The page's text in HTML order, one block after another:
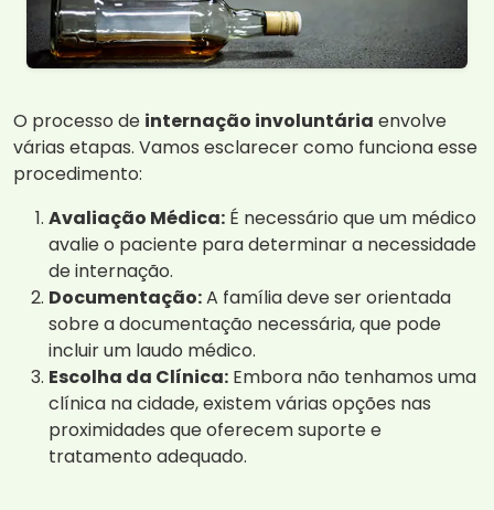
O processo de internação involuntária envolve
várias etapas. Vamos esclarecer como funciona esse
procedimento:
Avaliação Médica: É necessário que um médico
avalie o paciente para determinar a necessidade
de internação.
Documentação:A família deve ser orientada
sobre a documentação necessária, que pode
incluir um laudo médico.
Escolha da Clínica: Embora não tenhamos uma
clínica na cidade, existem várias opções nas
proximidades que oferecem suporte e
tratamento adequado.